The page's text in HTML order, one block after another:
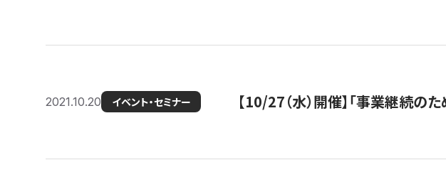
2021.10.20 イベント・セミナー 【10/27（水）開催】「事業継続の